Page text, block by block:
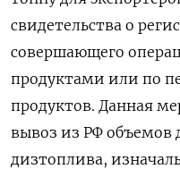
свидетельства о
совершающего
продуктами или по
продуктов. Данная
вывоз из РФ объемов
дизтоплива,